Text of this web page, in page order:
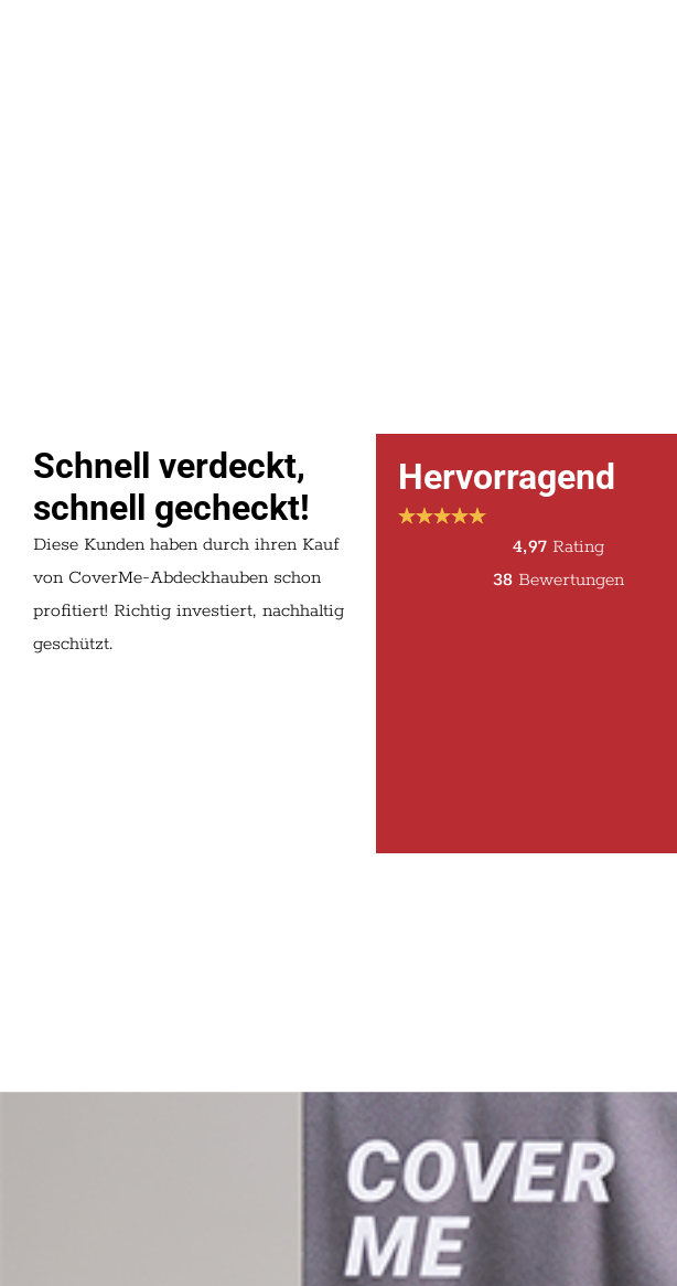
Schnell verdeckt,
schnell gecheckt!
Diese Kunden haben durch ihren Kauf
von CoverMe-Abdeckhauben schon
profitiert! Richtig investiert, nachhaltig
geschützt.
Hervorragend
4,97Rating
38Bewertungen